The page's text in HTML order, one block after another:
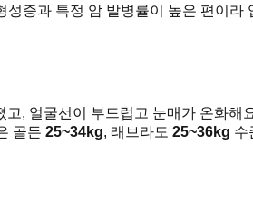
증과 특정 암 발병률이 높은 편이라
, 얼굴선이 부드럽고 눈매가 온화해
골든 25~34kg, 래브라도 25~36kg 수